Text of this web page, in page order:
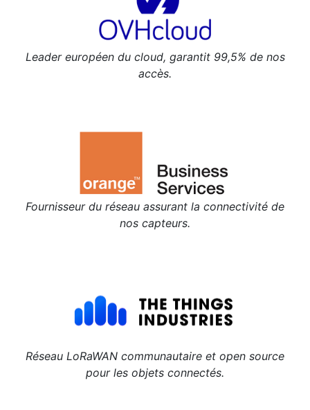
Leader européen du cloud, garantit 99,5% de nos
accès.
Fournisseur du réseau assurant la connectivité de
nos capteurs.
Réseau LoRaWAN communautaire et open source
pour les objets connectés.